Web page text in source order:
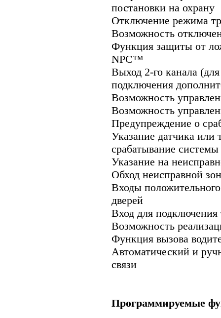
постановки на охрану
Отключение режима
Возможность
Функция защиты от
NPC™
Выход 2-го канала
подключения
Возможность
Возможность
Предупреждение о
Указание датчика или
срабатывание системы
Указание на
Обход неисправной
Входы
дверей
Вход для подключения
Возможность
Функция вызова
Автоматический и
связи
Программируемые